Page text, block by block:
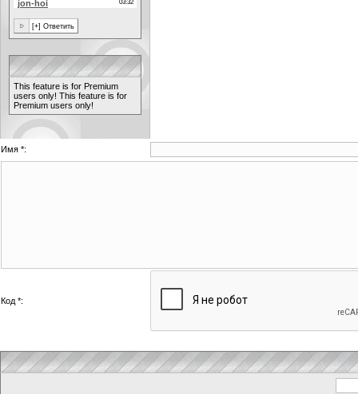
This feature is for Premium
users only! This feature is for
Premium users only!
Имя *:
Код *: